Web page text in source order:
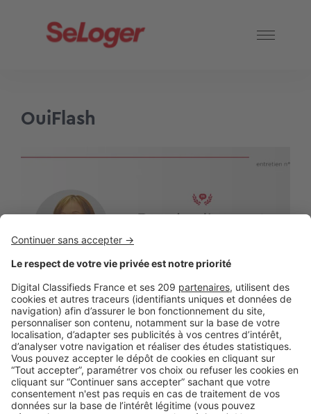
OuiFlash
AU QUOTIDIEN
Parole d’expert – 5 conseils pour bien
recruter vos agents commerciaux
Recruter la perle rare, une mission complexe mais possible !
Apprenez à détecter les qualités cruciales d'un ...